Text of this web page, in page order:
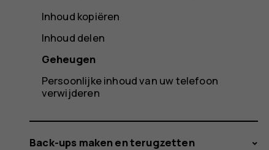
Inhoud kopiëren
Inhoud delen
Geheugen
Persoonlijke inhoud van uw telefoon
verwijderen
Back-ups maken en terugzetten